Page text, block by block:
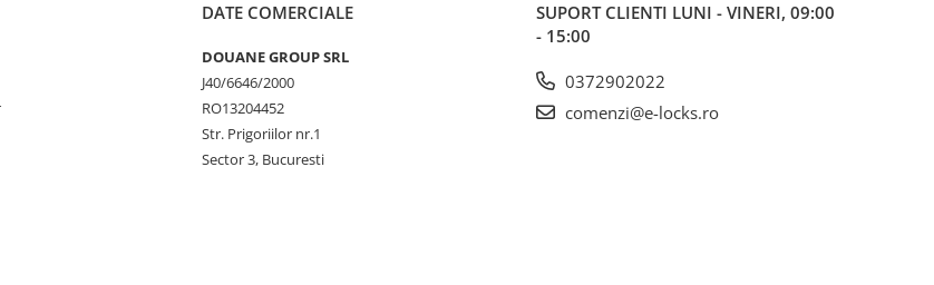
DATE COMERCIALE
DOUANE GROUP SRL
J40/6646/2000
RO13204452
Str. Prigoriilor nr.1
Sector 3, Bucuresti
SUPORT CLIENTI LUNI - VINERI, 09:00
- 15:00
0372902022
comenzi@e-locks.ro